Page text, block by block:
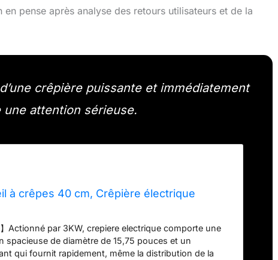
pense après analyse des retours utilisateurs et de la
crêpière puissante et immédiatement
une attention sérieuse.
à crêpes 40 cm, Crêpière électrique
】Actionné par 3KW, crepiere electrique comporte une
spacieuse de diamètre de 15,75 pouces et un
qui fournit rapidement, même la distribution de la